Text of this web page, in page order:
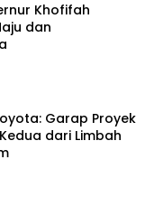
Khofifah
dan
Garap Proyek
dari Limbah